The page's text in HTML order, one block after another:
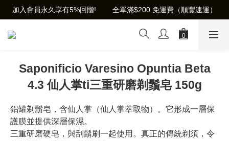
加入會員永久享有5%回贈!        全單滿$200 免運費（順豐速運）
Saponificio Varesino Opuntia Beta
4.3 仙人掌ti三重研磨剃鬚皂 150g
鋁罐剃鬍皂，含仙人掌（仙人掌萃取物）。它形成一層保
護膜並提供深層保濕。
三重研磨硬皂，與刮鬍刷一起使用。真正的傳統剃須，令